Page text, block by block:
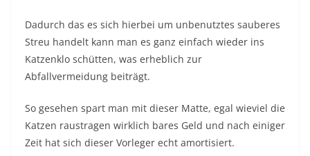
Dadurch das es sich hierbei um unbenutztes sauberes
Streu handelt kann man es ganz einfach wieder ins
Katzenklo schütten, was erheblich zur
Abfallvermeidung beiträgt.
So gesehen spart man mit dieser Matte, egal wieviel die
Katzen raustragen wirklich bares Geld und nach einiger
Zeit hat sich dieser Vorleger echt amortisiert.